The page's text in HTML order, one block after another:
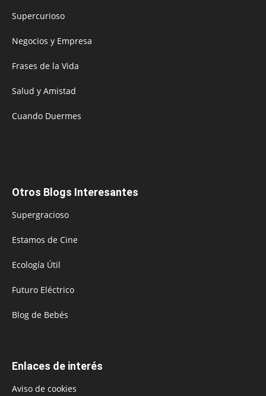
Supercurioso
Negocios y Empresa
Frases de la Vida
Salud y Amistad
Cuando Duermes
Otros Blogs Interesantes
Supergracioso
Estamos de Cine
Ecología Útil
Futuro Eléctrico
Blog de Bebés
Enlaces de interés
Aviso de cookies